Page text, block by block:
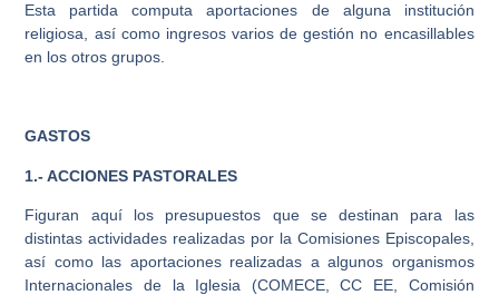
Esta partida computa aportaciones de alguna institución
religiosa, así como ingresos varios de gestión no encasillables
en los otros grupos.
GASTOS
1.- ACCIONES PASTORALES
Figuran aquí los presupuestos que se destinan para las
distintas actividades realizadas por la Comisiones Episcopales,
así como las aportaciones realizadas a algunos organismos
Internacionales de la Iglesia (COMECE, CC EE, Comisión